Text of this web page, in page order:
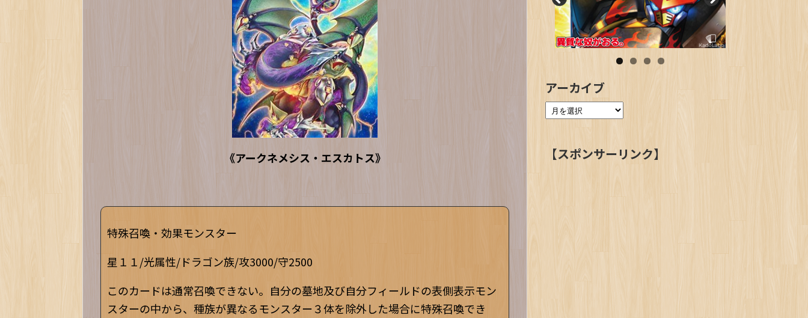
《アークネメシス・エスカトス》
特殊召喚・効果モンスター
星１１/光属性/ドラゴン族/攻3000/守2500
このカードは通常召喚できない。自分の墓地及び自分フィールドの表側表示モン
スターの中から、種族が異なるモンスター３体を除外した場合に特殊召喚でき
アーカイブ
【スポンサーリンク】